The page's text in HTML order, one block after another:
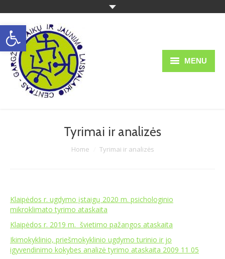
Open toolbar
MENU
Teisinė informacija
Administracinė informacija
Informacija tėvams
Atviri duomenys
Tyrimai ir analizės
Home Tyrimai ir analizės
Klaipėdos r. ugdymo įstaigų 2020 m. psichologinio
mikroklimato tyrimo ataskaita
Klaipėdos r. 2019 m. švietimo pažangos ataskaita
Ikimokyklinio, priešmokyklinio ugdymo turinio ir jo
igyvendinimo kokybes analizė tyrimo ataskaita 2009 11 05